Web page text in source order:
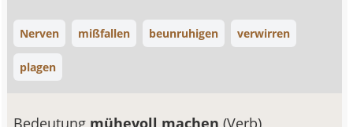
Nerven mißfallen beunruhigen verwirren
plagen
Bedeutung mühevoll machen(Verb)